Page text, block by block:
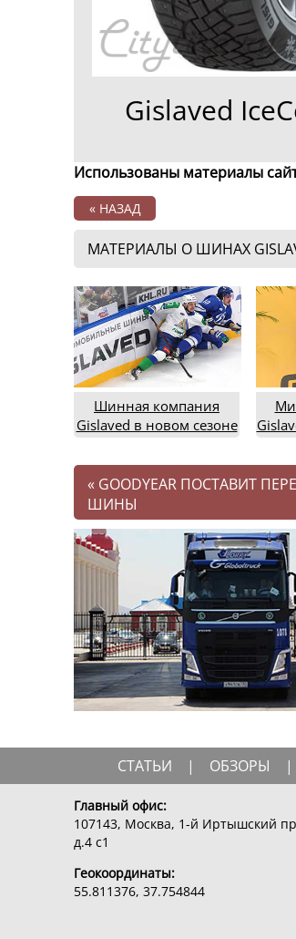
Gislaved
Использованы материалы
« НАЗАД
МАТЕРИАЛЫ О ШИНАХ
Шинная компания
Gislaved в новом сезоне
сотрудничество с КХЛ
« GOODYEAR ПОСТАВИТ
ШИНЫ
СТАТЬИ | ОБЗОРЫ |
Главный офис:
107143, Москва, 1-й Иртышский
д.4 с1
Геокоординаты:
55.811376, 37.754844